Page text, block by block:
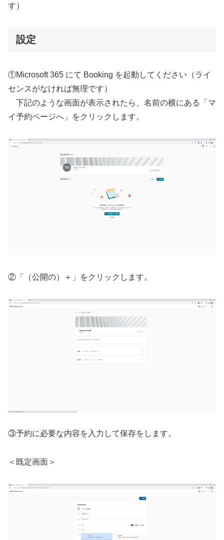
す）
設定
①Microsoft 365 にて Booking を起動してください（ライ
センスがなければ無理です）
下記のような画面が表示されたら、名前の横にある「マ
イ予約ページへ」をクリックします。
②「（公開の）＋」をクリックします。
③予約に必要な内容を入力して保存をします。
＜既定画面＞